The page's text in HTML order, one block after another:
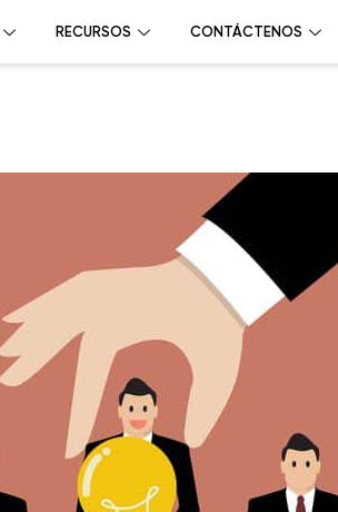
RECURSOS CONTÁCTENOS